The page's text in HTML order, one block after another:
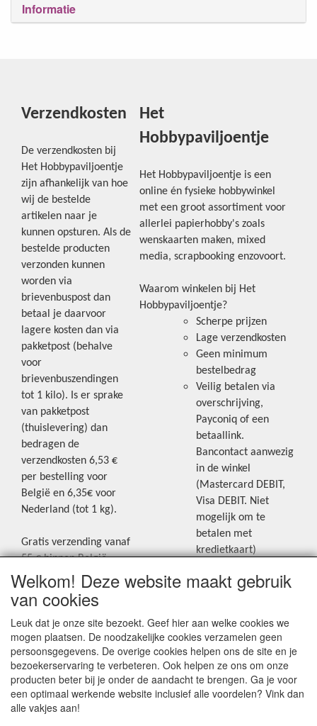
Informatie
Verzendkosten
De verzendkosten bij
Het Hobbypaviljoentje
zijn afhankelijk van hoe
wij de bestelde
artikelen naar je
kunnen opsturen. Als de
bestelde producten
verzonden kunnen
worden via
brievenbuspost dan
betaal je daarvoor
lagere kosten dan via
pakketpost (behalve
voor
brievenbuszendingen
tot 1 kilo). Is er sprake
van pakketpost
(thuislevering) dan
bedragen de
verzendkosten 6,53 €
per bestelling voor
België en 6,35€ voor
Nederland (tot 1 kg).
Gratis verzending vanaf
55 € binnen België.
Gratis verzending vanaf
65 € naar Nederland.
Levering andere
landen: geen gratis
verzending, portkosten
worden aangerekend.
Zie voor een overzicht
van alle verzendkosten
Het
Hobbypaviljoentje
Het Hobbypaviljoentje is een
online én fysieke hobbywinkel
met een groot assortiment voor
allerlei papierhobby's zoals
wenskaarten maken, mixed
media, scrapbooking enzovoort.
Waarom winkelen bij Het
Hobbypaviljoentje?
Scherpe prijzen
Lage verzendkosten
Geen minimum
bestelbedrag
Veilig betalen via
overschrijving,
Payconiq of een
betaallink.
Bancontact aanwezig
in de winkel
(Mastercard DEBIT,
Visa DEBIT. Niet
mogelijk om te
betalen met
kredietkaart)
Blijf op de hoogte van de laatste
onze Facebookpagina.
Welkom! Deze website maakt gebruik
van cookies
Leuk dat je onze site bezoekt. Geef hier aan welke cookies we
mogen plaatsen. De noodzakelijke cookies verzamelen geen
persoonsgegevens. De overige cookies helpen ons de site en je
bezoekerservaring te verbeteren. Ook helpen ze ons om onze
producten beter bij je onder de aandacht te brengen. Ga je voor
een optimaal werkende website inclusief alle voordelen? Vink dan
alle vakjes aan!